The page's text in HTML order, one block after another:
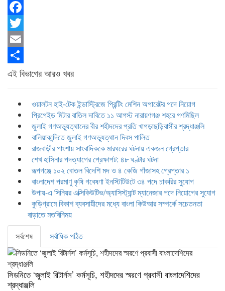
Facebook
Twitter
Email
Share
এই বিভাগের আরও খবর
ওয়ালটন হাই-টেক ইন্ডাস্ট্রিজে প্রিন্টিং মেশিন অপারেটর পদে নিয়োগ
প্রিপেইড মিটার বাতিল দাবিতে ১১ আগস্ট নারায়ণগঞ্জ শহরে গণমিছিল
জুলাই গণঅভ্যুত্থানের বীর শহীদদের প্রতি খাগড়াছড়িবাসীর শ্রদ্ধাঞ্জলি
বালিয়াকান্দিতে জুলাই গণঅভ্যুত্থান দিবস পালিত
রাজবাড়ীর পাংশায় সাংবাদিককে মারধরের ঘটনায় একজন গ্রেপ্তার
শেখ হাসিনার পদত্যাগের প্রেক্ষাপট: ৪৮ ঘণ্টার ঘটনা
রূপগঞ্জে ১০২ বোতল বিদেশি মদ ও ৪ কেজি গাঁজাসহ গ্রেপ্তার ১
বাংলাদেশ পরমাণু কৃষি গবেষণা ইনস্টিটিউটে ৩৪ পদে চাকরির সুযোগ
উপায়-এ সিনিয়র এক্সিকিউটিভ/অ্যাসিস্ট্যান্ট ম্যানেজার পদে নিয়োগের সুযোগ
কুড়িগ্রামে বিকাশ ব্যবসায়ীদের মধ্যে বাংলা কিউআর সম্পর্কে সচেতনতা
বাড়াতে মতবিনিময়
সর্বশেষ
সর্বাধিক পঠিত
সিডনিতে ‘জুলাই রিটার্নস’ কর্মসূচি, শহীদদের স্মরণে প্রবাসী বাংলাদেশিদের
শ্রদ্ধাঞ্জলি